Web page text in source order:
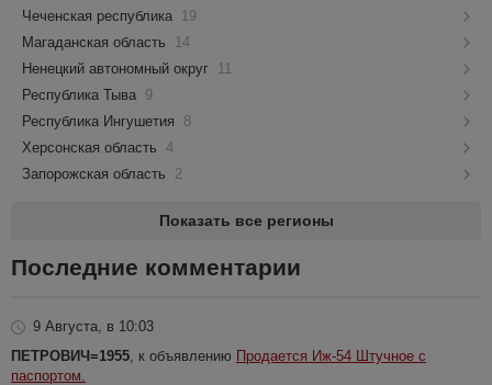
Чеченская республика 19
Магаданская область
14
Ненецкий автономный округ 11
Республика Тыва 9
Республика Ингушетия
8
Херсонская область 4
Запорожская область
2
Показать все регионы
Последние комментарии
9 Августа, в 10:03
ПЕТРОВИЧ=1955 , к объявлению Продается Иж-54 Штучное с
паспортом.